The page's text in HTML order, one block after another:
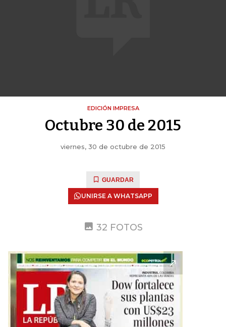
EDICIÓN IMPRESA
Octubre 30 de 2015
viernes, 30 de octubre de 2015
GUARDAR
UNIRSE A WHATSAPP
32 FOTOS